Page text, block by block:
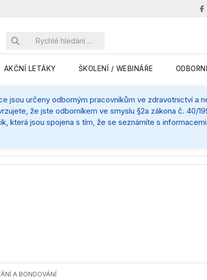
AKČNÍ LETÁKY ŠKOLENÍ / WEBINÁŘE
jsou určeny odborným pracovníkům ve zdravotnictví a
že jste odborníkem ve smyslu §2a zákona č. 40/
která jsou spojena s tím, že se seznámíte s
A BONDOVÁNÍ